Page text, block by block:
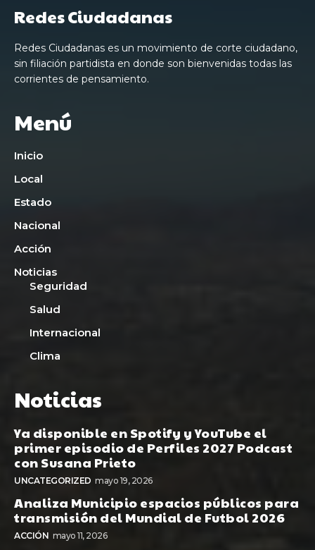
Redes Ciudadanas
Redes Ciudadanas es un movimiento de corte ciudadano,
sin filiación partidista en donde son bienvenidas todas las
corrientes de pensamiento.
Menú
Inicio
Local
Estado
Nacional
Acción
Noticias
Seguridad
Salud
Internacional
Clima
Noticias
Ya disponible en Spotify y YouTube el
primer episodio de Perfiles 2027 Podcast
con Susana Prieto
UNCATEGORIZED mayo 19, 2026
Analiza Municipio espacios públicos para
transmisión del Mundial de Futbol 2026
ACCIÓN mayo 11, 2026